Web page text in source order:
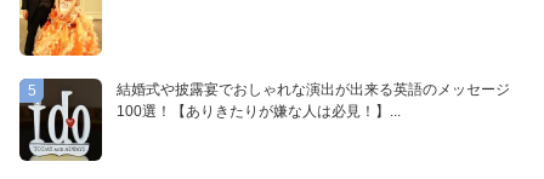
5
結婚式や披露宴でおしゃれな演出が出来る英語のメッセージ
100選！【ありきたりが嫌な人は必見！】...